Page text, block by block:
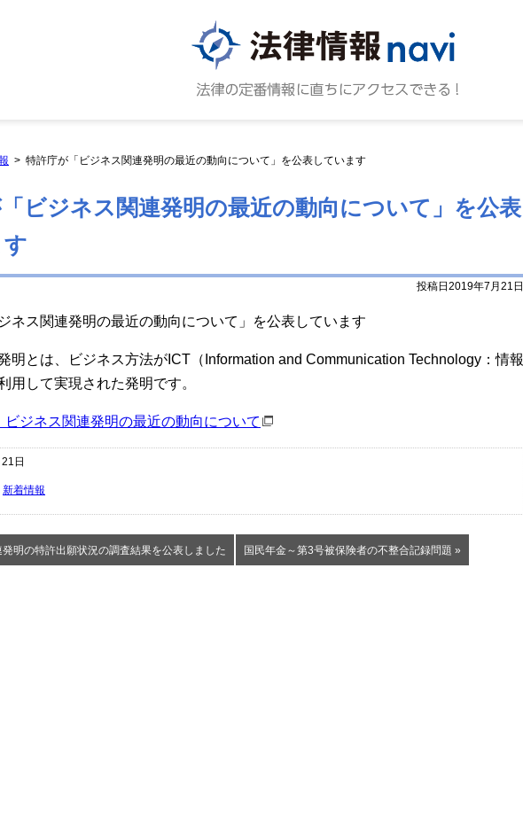
特許庁が「ビジネス関連発明の最近の動向について」を公表しています
ビジネス関連発明の最近の動向について」を公表
投稿日2019年7月21日
ネス関連発明の最近の動向について」を公表しています
明とは、ビジネス方法がICT（Information and Communication Technology：情報
用して実現された発明です。
ジネス関連発明の最近の動向について
日
新着情報
明の特許出願状況の調査結果を公表しました 国民年金～第3号被保険者の不整合記録問題 »